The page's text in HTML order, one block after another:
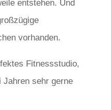
entstehen. Und
vorhanden.
Fitnessstudio,
Jahren sehr gerne